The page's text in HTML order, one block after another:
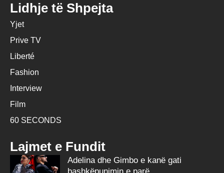
Lidhje të Shpejta
Yjet
Prive TV
Liberté
Fashion
Interview
Film
60 SECONDS
Lajmet e Fundit
Adelina dhe Gimbo e kanë gati